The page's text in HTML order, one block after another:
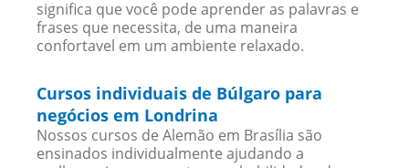
significa que você pode aprender as palavras e
frases que necessita, de uma maneira
confortavel em um ambiente relaxado.
Cursos individuais de Búlgaro para
negócios em Londrina
Nossos cursos de Alemão em Brasília são
ensinados individualmente ajudando a